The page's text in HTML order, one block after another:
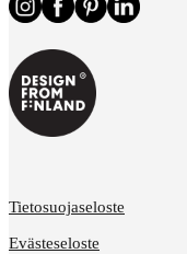
Tietosuojaseloste
Evästeseloste